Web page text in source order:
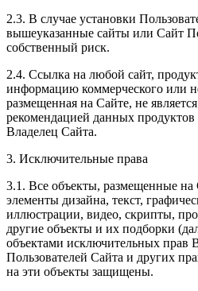
2.3. В случае установки
вышеуказанные сайты или Сайт
собственный риск.
2.4. Ссылка на любой сайт,
информацию коммерческого или
размещенная на Сайте, не
рекомендацией данных продуктов
Владелец Сайта.
3. Исключительные права
3.1. Все объекты, размещенные на
элементы дизайна, текст,
иллюстрации, видео, скрипты,
другие объекты и их подборки
объектами исключительных прав
Пользователей Сайта и других
на эти объекты защищены.